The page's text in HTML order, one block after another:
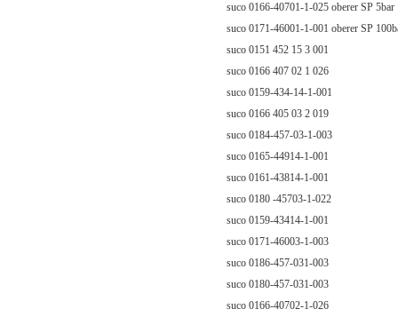
suco 0166-40701-1-025 oberer SP 5bar
suco 0171-46001-1-001 oberer SP
suco 0151 452 15 3 001
suco 0166 407 02 1 026
suco 0159-434-14-1-001
suco 0166 405 03 2 019
suco 0184-457-03-1-003
suco 0165-44914-1-001
suco 0161-43814-1-001
suco 0180 -45703-1-022
suco 0159-43414-1-001
suco 0171-46003-1-003
suco 0186-457-031-003
suco 0180-457-031-003
suco 0166-40702-1-026